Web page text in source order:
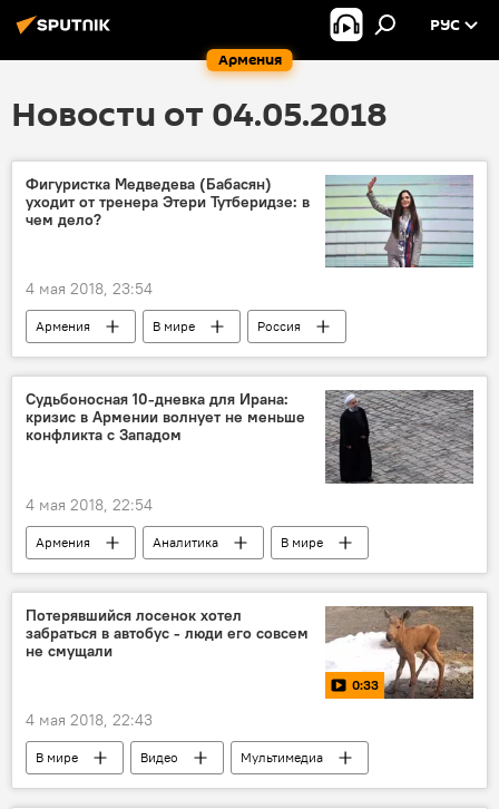
Армения
РУС
Новости от 04.05.2018
Фигуристка Медведева (Бабасян)
уходит от тренера Этери Тутберидзе: в
чем дело?
4 мая 2018, 23:54
Армения В мире
Россия
Спорт
Евгения Медведева
фигурное катание
Судьбоносная 10-дневка для Ирана:
кризис в Армении волнует не меньше
конфликта с Западом
4 мая 2018, 22:54
Армения Аналитика
В мире
Иран
Запад
ЕАЭС
Потерявшийся лосенок хотел
забраться в автобус - люди его совсем
не смущали
0:33
4 мая 2018, 22:43
В мире Видео
Мультимедиа
лосенок